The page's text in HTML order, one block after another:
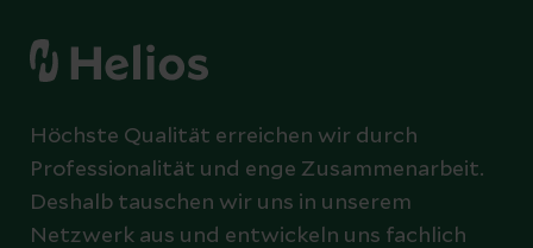
Höchste Qualität erreichen wir durch
Professionalität und enge Zusammenarbeit.
Deshalb tauschen wir uns in unserem
Netzwerk aus und entwickeln uns fachlich